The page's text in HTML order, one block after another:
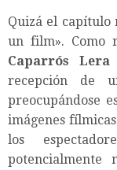
Quizá el capítulo
un film». Como
Caparrós Lera
recepción de
preocupándose
imágenes
los